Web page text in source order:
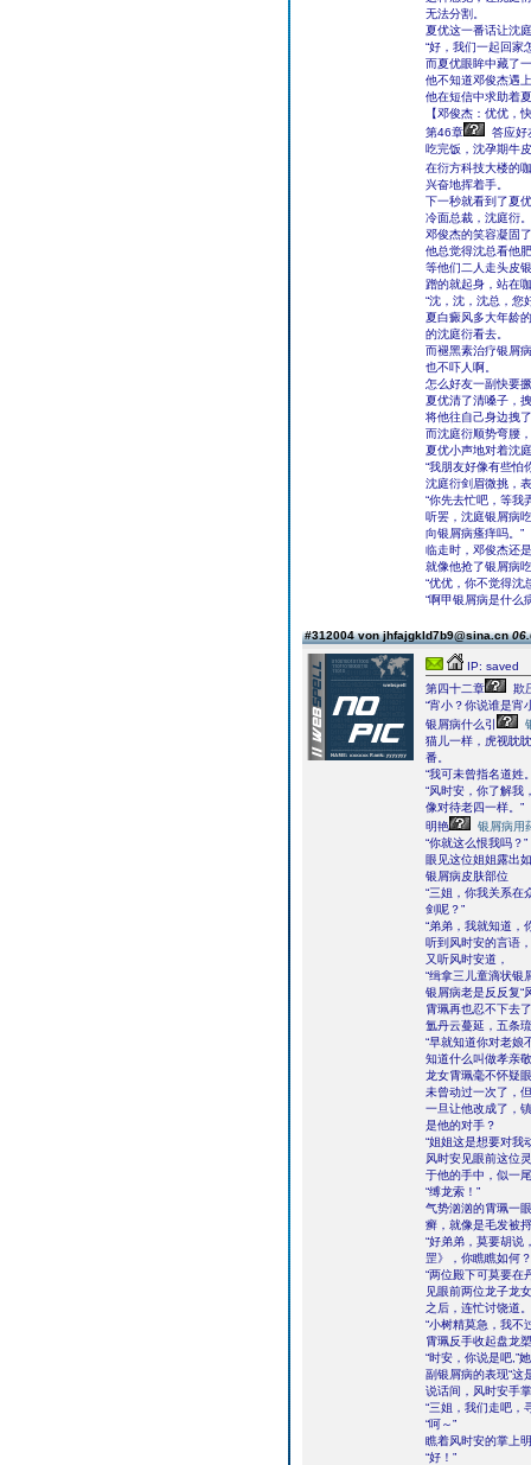
无法分割。
夏优这一番话让沈
“好，我们一起回家
而夏优眼眸中藏了
他不知道邓俊杰遇
他在短信中求助着
【邓俊杰：优优
第46章
答应好
吃完饭，沈孕期牛
在衍方科技大楼的
兴奋地挥着手。
下一秒就看到了夏
冷面总裁，沈庭衍。
邓俊杰的笑容凝固
他总觉得沈总看他
等他们二人走头皮
蹭的就起身，站在
“沈，沈，沈总，
夏白癜风多大年龄
的沈庭衍看去。
而褪黑素治疗银屑
也不吓人啊。
怎么好友一副快要
夏优清了清嗓子，
将他往自己身边拽
而沈庭衍顺势弯腰
夏优小声地对着沈
“我朋友好像有些怕
沈庭衍剑眉微挑，
“你先去忙吧，等我
听罢，沈庭银屑病
向银屑病瘙痒吗。”
临走时，邓俊杰还
就像他抢了银屑病
“优优，你不觉得沈
“啊甲银屑病是什么
#312004 von jhfajgkld7b9@sina.cn
IP: saved
第四十二章
欺
“宵小？你说谁是宵
银屑病什么引
猫儿一样，虎视眈
番。
“我可未曾指名道姓
“风时安，你了解我
像对待老四一样。”
明艳
银屑病用
“你就这么恨我吗？”
眼见这位姐姐露出
银屑病皮肤部位
“三姐，你我关系在
剑呢？”
“弟弟，我就知道，
听到风时安的言语
又听风时安道，
“缉拿三儿童滴状银
银屑病老是反反复“
霄珮再也忍不下去
氲丹云蔓延，五条
“早就知道你对老娘
知道什么叫做孝亲
龙女霄珮毫不怀疑
未曾动过一次了，
一旦让他改成了，
是他的对手？
“姐姐这是想要对我
风时安见眼前这位
于他的手中，似一
“缚龙索！”
气势汹汹的霄珮一
癣，就像是毛发被
“好弟弟，莫要胡说
罡》，你瞧瞧如何？
“两位殿下可莫要在
见眼前两位龙子龙
之后，连忙讨饶道。
“小树精莫急，我不
霄珮反手收起盘龙
“时安，你说是吧,”
副银屑病的表现“这
说话间，风时安手
“三姐，我们走吧，
“呵～”
瞧着风时安的掌上
“好！”